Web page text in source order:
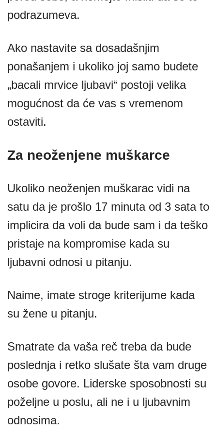
podrazumeva.
Ako nastavite sa dosadašnjim
ponašanjem i ukoliko joj samo budete
„bacali mrvice ljubavi“ postoji velika
mogućnost da će vas s vremenom
ostaviti.
Za neoženjene muškarce
Ukoliko neoženjen muškarac vidi na
satu da je prošlo 17 minuta od 3 sata to
implicira da voli da bude sam i da teško
pristaje na kompromise kada su
ljubavni odnosi u pitanju.
Naime, imate stroge kriterijume kada
su žene u pitanju.
Smatrate da vaša reč treba da bude
poslednja i retko slušate šta vam druge
osobe govore. Liderske sposobnosti su
poželjne u poslu, ali ne i u ljubavnim
odnosima.